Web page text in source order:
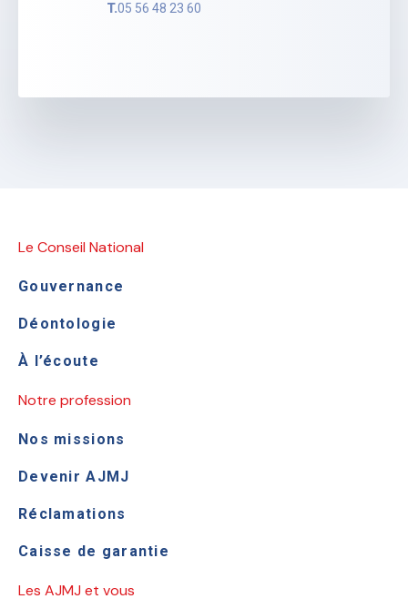
T.05 56 48 23 60
Le Conseil National
Gouvernance
Déontologie
À l’écoute
Notre profession
Nos missions
Devenir AJMJ
Réclamations
Caisse de garantie
Les AJMJ et vous